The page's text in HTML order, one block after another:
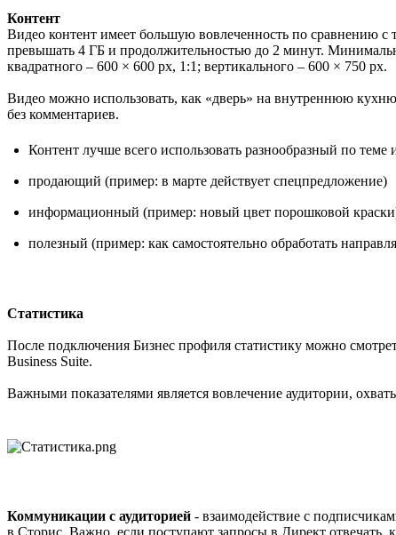
Контент
Видео контент имеет большую вовлеченность по сравнению с
превышать 4 ГБ и продолжительностью до 2 минут.
квадратного – 600 × 600 px, 1:1; вертикального – 600 × 750 px.
Видео можно использовать, как «дверь» на внутреннюю
без комментариев.
Контент лучше всего использовать разнообразный по теме
продающий (пример: в марте действует спецпредложение)
информационный (пример: новый цвет порошковой
полезный (пример: как самостоятельно обработать
Статистика
После подключения Бизнес профиля статистику можно
Business Suite.
Важными показателями является вовлечение аудитории,
Коммуникации с аудиторией - взаимодействие с
в Сторис. Важно, если поступают запросы в Директ отвечать,